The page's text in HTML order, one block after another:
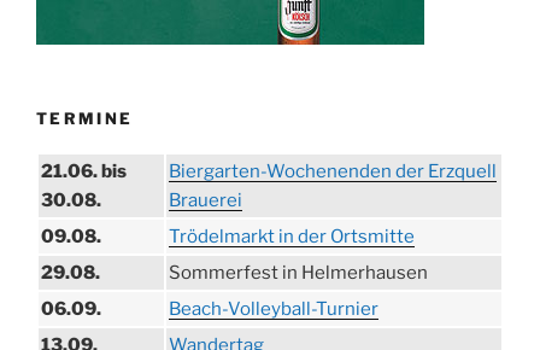
TERMINE
21.06. bis
30.08.
Biergarten-Wochenenden der Erzquell
Brauerei
09.08.
Trödelmarkt in der Ortsmitte
29.08.
Sommerfest in Helmerhausen
06.09.
Beach-Volleyball-Turnier
13.09.
Wandertag